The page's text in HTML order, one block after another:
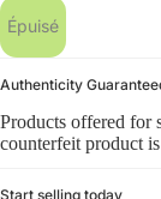
Épuisé
Authenticity
Products offered for
counterfeit product
Start selling today